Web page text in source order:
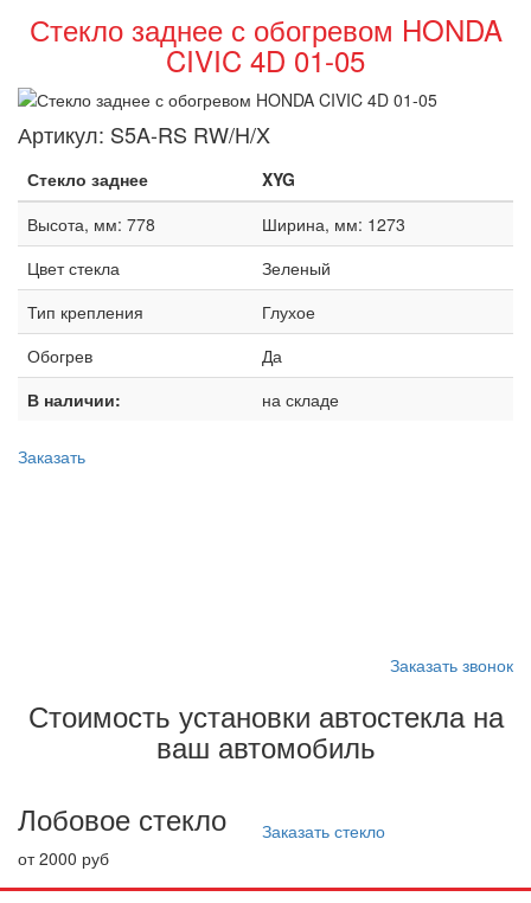
Стекло заднее с обогревом HONDA
CIVIC 4D 01-05
Артикул: S5A-RS RW/H/X
Стекло заднее
XYG
Высота, мм: 778
Ширина, мм: 1273
Цвет стекла
Зеленый
Тип крепления
Глухое
Обогрев
Да
В наличии:
на складе
Заказать
Заказать звонок
Стоимость установки автостекла на
ваш автомобиль
Лобовое стекло
от 2000 руб
Заказать стекло